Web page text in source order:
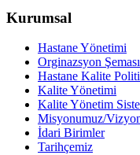
Kurumsal
Hastane Yönetimi
Orginazsyon Şeması
Hastane Kalite
Kalite Yönetimi
Kalite Yönetim
Misyonumuz/
İdari Birimler
Tarihçemiz